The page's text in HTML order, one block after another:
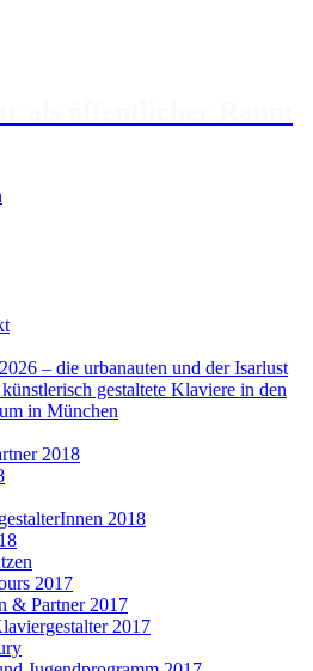
– die urbanauten und der Isarlust
gestaltete Klaviere in den
in München
2018
2018
2017
& Partner 2017
2017